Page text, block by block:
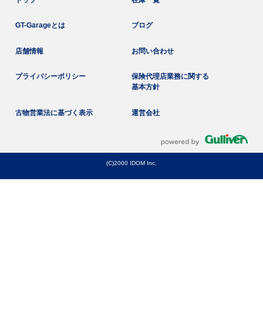
GT-Garageとは ブログ
店舗情報 お問い合わせ
プライバシーポリシー
保険代理店業務に関する
基本方針
古物営業法に基づく表示 運営会社
(C)2000 IDOM Inc.